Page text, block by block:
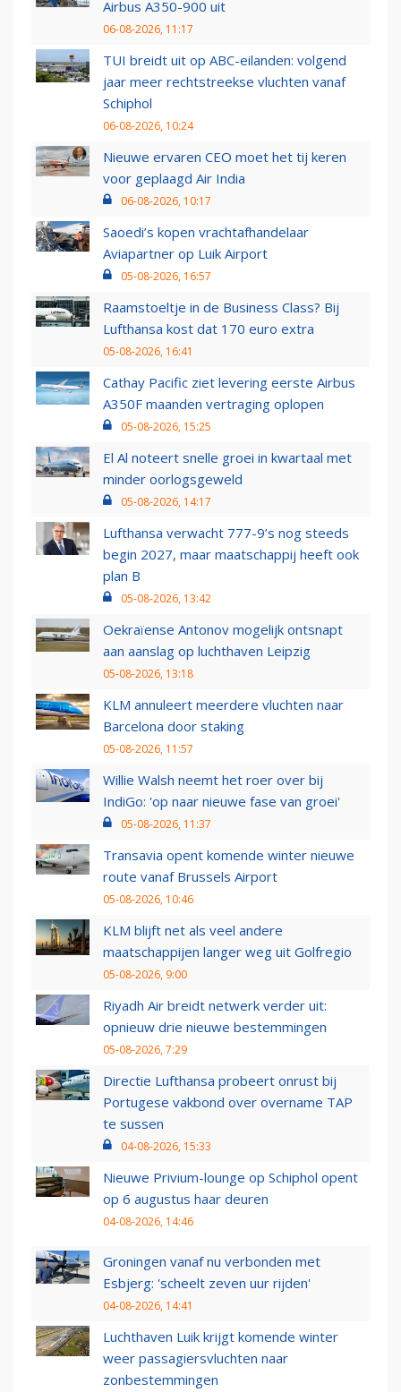
Airbus A350-900 uit
06-08-2026, 11:17
TUI breidt uit op ABC-eilanden: volgend
jaar meer rechtstreekse vluchten vanaf
Schiphol
06-08-2026, 10:24
Nieuwe ervaren CEO moet het tij keren
voor geplaagd Air India
06-08-2026, 10:17
Saoedi’s kopen vrachtafhandelaar
Aviapartner op Luik Airport
05-08-2026, 16:57
Raamstoeltje in de Business Class? Bij
Lufthansa kost dat 170 euro extra
05-08-2026, 16:41
Cathay Pacific ziet levering eerste Airbus
A350F maanden vertraging oplopen
05-08-2026, 15:25
El Al noteert snelle groei in kwartaal met
minder oorlogsgeweld
05-08-2026, 14:17
Lufthansa verwacht 777-9’s nog steeds
begin 2027, maar maatschappij heeft ook
plan B
05-08-2026, 13:42
Oekraïense Antonov mogelijk ontsnapt
aan aanslag op luchthaven Leipzig
05-08-2026, 13:18
KLM annuleert meerdere vluchten naar
Barcelona door staking
05-08-2026, 11:57
Willie Walsh neemt het roer over bij
IndiGo: 'op naar nieuwe fase van groei'
05-08-2026, 11:37
Transavia opent komende winter nieuwe
route vanaf Brussels Airport
05-08-2026, 10:46
KLM blijft net als veel andere
maatschappijen langer weg uit Golfregio
05-08-2026, 9:00
Riyadh Air breidt netwerk verder uit:
opnieuw drie nieuwe bestemmingen
05-08-2026, 7:29
Directie Lufthansa probeert onrust bij
Portugese vakbond over overname TAP
te sussen
04-08-2026, 15:33
Nieuwe Privium-lounge op Schiphol opent
op 6 augustus haar deuren
04-08-2026, 14:46
Groningen vanaf nu verbonden met
Esbjerg: 'scheelt zeven uur rijden'
04-08-2026, 14:41
Luchthaven Luik krijgt komende winter
weer passagiersvluchten naar
zonbestemmingen